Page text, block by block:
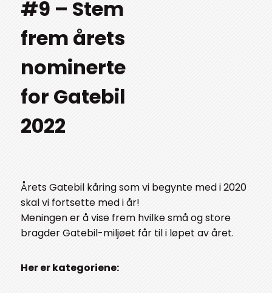
#9 – Stem
frem årets
nominerte
for Gatebil
2022
Årets Gatebil kåring som vi begynte med i 2020
skal vi fortsette med i år!
Meningen er å vise frem hvilke små og store
bragder Gatebil-miljøet får til i løpet av året.
Her er kategoriene: